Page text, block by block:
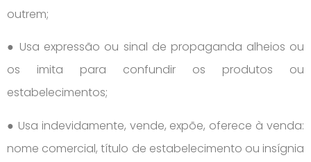
outrem;
● Usa expressão ou sinal de propaganda alheios ou
os imita para confundir os produtos ou
estabelecimentos;
● Usa indevidamente, vende, expõe, oferece à venda:
nome comercial, título de estabelecimento ou insígnia